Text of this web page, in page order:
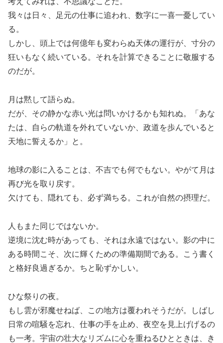
我々は日々、足元の仕事に追われ、数字に一喜一憂してい
る。
しかし、頭上では何億年も変わらぬ天体の運行が、寸分の
狂いもなく続いている。それを計算できることに敬服する
のだが。
月は黙して語らぬ。
だが、その静かな赤い光は問いかけるかも知れぬ。「あな
たは、自らの軌道を外れていないか、政道を歩んでいると
天地に誓えるか」と。
地球の影に入ることは、不吉でも何でもない。やがて月は
再び光を取り戻す。
欠けても、隠れても、必ず満ちる。これが自然の摂理だ。
人もまた同じではないか。
逆境に沈む時があっても、それは永遠ではない。影の中に
ある時間こそ、次に輝くための準備期間である。こう書く
と格好良過ぎるか。ちと恥ずかしい。
ひな祭りの夜。
もし雲が邪魔せねば、この地方は覆われそうだが。しばし
日常の喧騒を忘れ、仕事の手を止め、夜空を見上げげるの
も一考。宇宙の壮大なリズムに心を重ねるひとときは、き